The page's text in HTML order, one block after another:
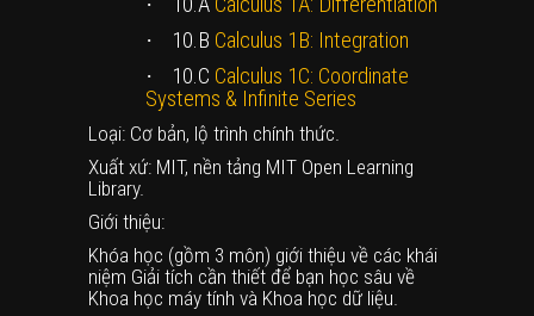
· 10.B Calculus 1B: Integration
· 10.C Calculus 1C: Coordinate
Systems & Infinite Series
Loại: Cơ bản, lộ trình chính thức.
Xuất xứ: MIT, nền tảng MIT Open Learning
Library.
Giới thiệu:
Khóa học (gồm 3 môn) giới thiệu về các khái
niệm Giải tích cần thiết để bạn học sâu về
Khoa học máy tính và Khoa học dữ liệu.